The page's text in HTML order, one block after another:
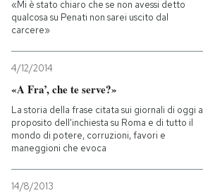
«Mi è stato chiaro che se non avessi detto
qualcosa su Penati non sarei uscito dal
carcere»
4/12/2014
«A Fra’, che te serve?»
La storia della frase citata sui giornali di oggi a
proposito dell'inchiesta su Roma e di tutto il
mondo di potere, corruzioni, favori e
maneggioni che evoca
14/8/2013